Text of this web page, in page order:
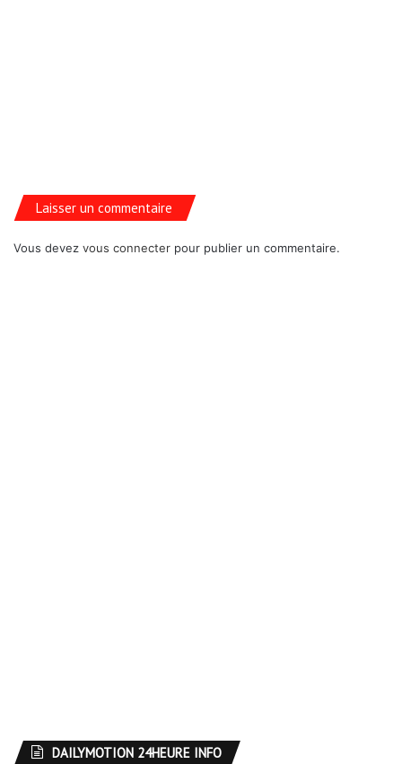
Laisser un commentaire
Vous devez vous connecter pour publier un commentaire.
DAILYMOTION 24HEURE INFO